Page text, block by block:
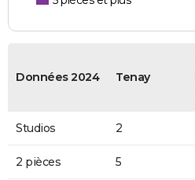
Données 2024 Tenay
Studios 2
2 pièces 5